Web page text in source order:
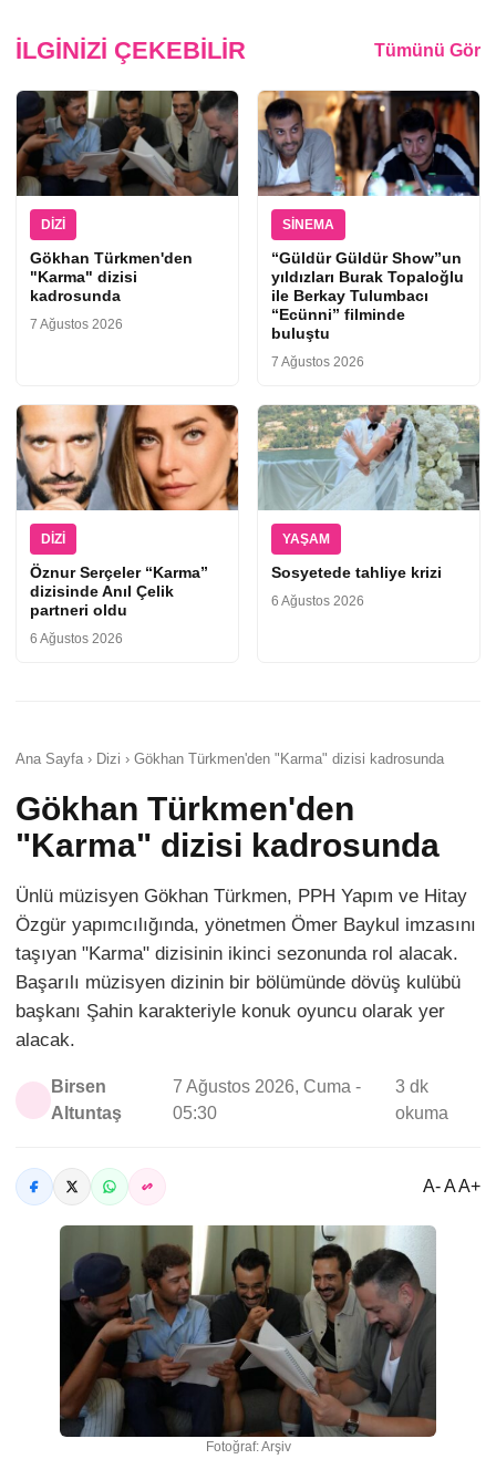
İLGINIZI ÇEKEBILIR Tümünü Gör
DIZI
Gökhan Türkmen'den
"Karma" dizisi
kadrosunda
7 Ağustos 2026
SINEMA
“Güldür Güldür Show”un
yıldızları Burak Topaloğlu
ile Berkay Tulumbacı
“Ecünni” filminde
buluştu
7 Ağustos 2026
DIZI
Öznur Serçeler “Karma”
dizisinde Anıl Çelik
partneri oldu
6 Ağustos 2026
YAŞAM
Sosyetede tahliye krizi
6 Ağustos 2026
Ana Sayfa › Dizi › Gökhan Türkmen'den "Karma" dizisi kadrosunda
Gökhan Türkmen'den
"Karma" dizisi kadrosunda
Ünlü müzisyen Gökhan Türkmen, PPH Yapım ve Hitay
Özgür yapımcılığında, yönetmen Ömer Baykul imzasını
taşıyan "Karma" dizisinin ikinci sezonunda rol alacak.
Başarılı müzisyen dizinin bir bölümünde dövüş kulübü
başkanı Şahin karakteriyle konuk oyuncu olarak yer
alacak.
Birsen
Altuntaş
7 Ağustos 2026, Cuma -
05:30
3 dk
okuma
A- A A+
Fotoğraf: Arşiv